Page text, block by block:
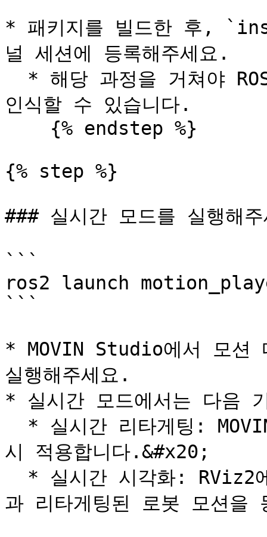
* 패키지를 빌드한 후,
널 세션에 등록해주세요.
인식할 수 있습니다.
{% step %}
### 실시간 모드를 실행해
```
ros2 launch
```
* MOVIN Studio에서 모션
실행해주세요.
* 실시간 모드에서는 다음
시 적용합니다.&#x20;
과 리타게팅된 로봇 모션을